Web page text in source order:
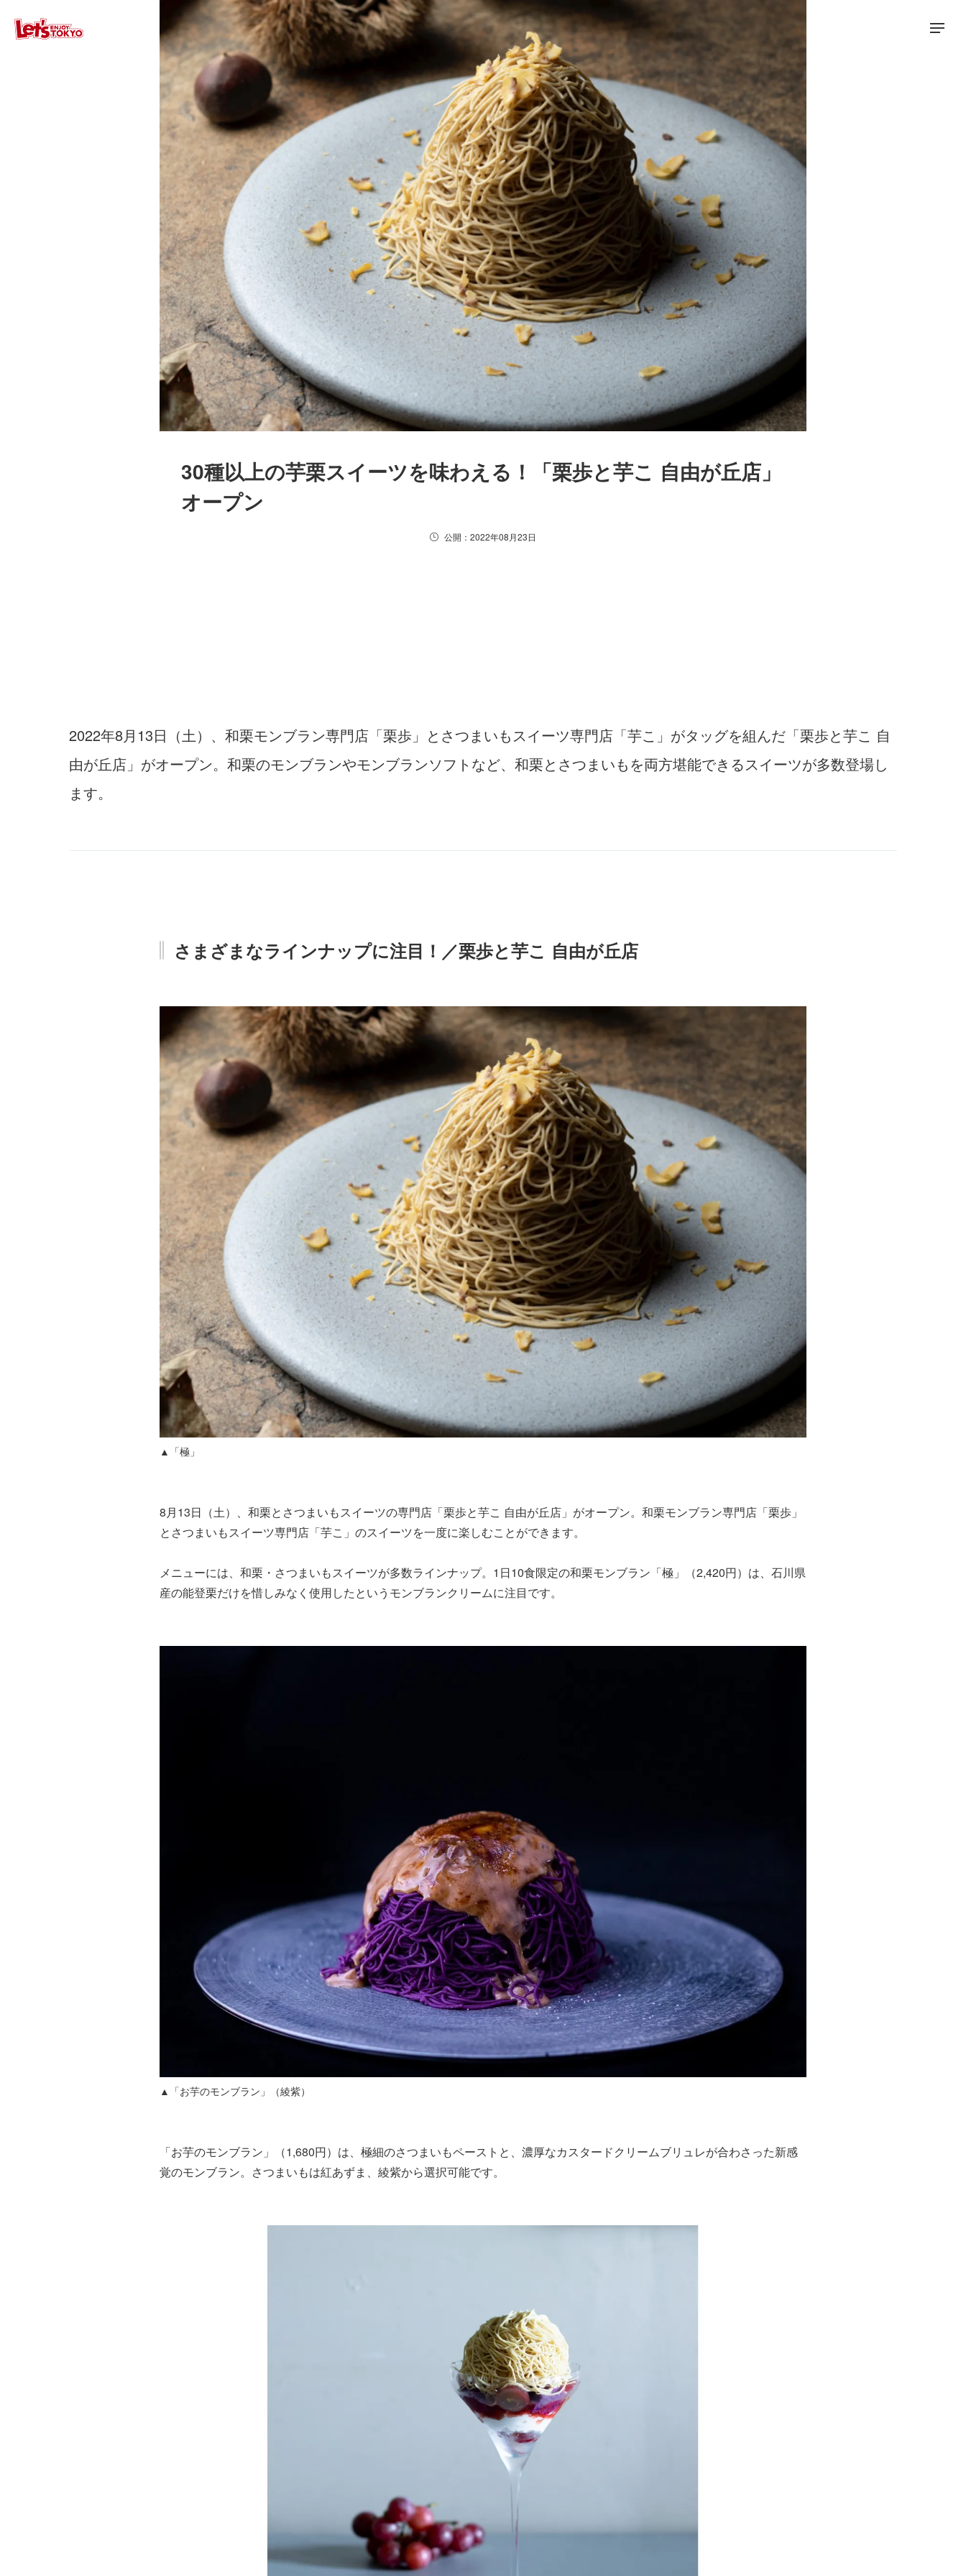
30種以上の芋栗スイーツを味わえる！「栗歩と芋こ 自由が丘店」
オープン
公開：2022年08月23日
2022年8月13日（土）、和栗モンブラン専門店「栗歩」とさつまいもスイーツ専門店「芋こ」がタッグを組んだ「栗歩と芋こ 自
由が丘店」がオープン。和栗のモンブランやモンブランソフトなど、和栗とさつまいもを両方堪能できるスイーツが多数登場し
ます。
さまざまなラインナップに注目！／栗歩と芋こ 自由が丘店
▲「極」
8月13日（土）、和栗とさつまいもスイーツの専門店「栗歩と芋こ 自由が丘店」がオープン。和栗モンブラン専門店「栗歩」
とさつまいもスイーツ専門店「芋こ」のスイーツを一度に楽しむことができます。
メニューには、和栗・さつまいもスイーツが多数ラインナップ。1日10食限定の和栗モンブラン「極」（2,420円）は、石川県
産の能登栗だけを惜しみなく使用したというモンブランクリームに注目です。
▲「お芋のモンブラン」（綾紫）
「お芋のモンブラン」（1,680円）は、極細のさつまいもペーストと、濃厚なカスタードクリームブリュレが合わさった新感
覚のモンブラン。さつまいもは紅あずま、綾紫から選択可能です。